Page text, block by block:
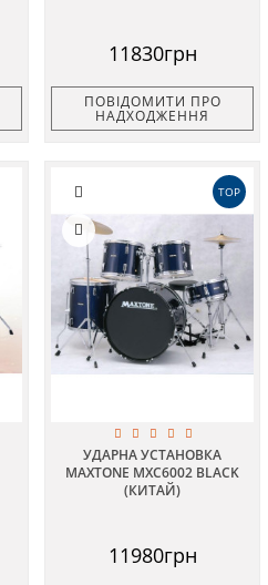
11830грн
ПОВІДОМИТИ ПРО
НАДХОДЖЕННЯ
TOP
УДАРНА УСТАНОВКА
MAXTONE MXC6002 BLACK
(КИТАЙ)
11980грн